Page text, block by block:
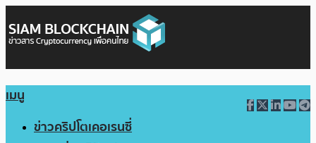
เมนู
ข่าวคริปโตเคอเรนซี่